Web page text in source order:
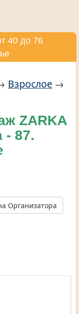
40 до 76
Взрослое →
ZARKA
- 87.
Организатора